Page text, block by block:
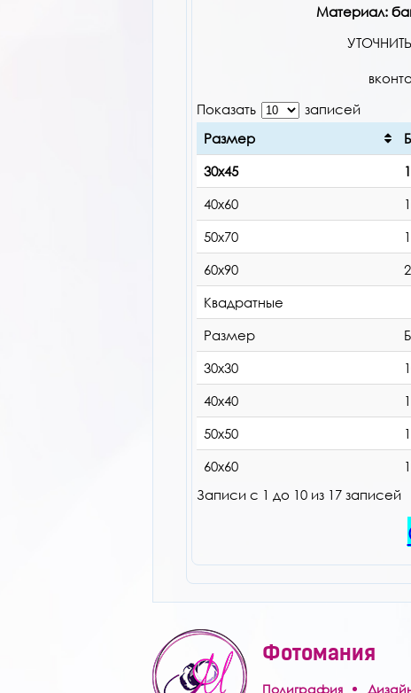
Материал:
Показать
записей
Размер
30х45
40х60
50х70
60х90
Квадратные
Размер
30х30
40х40
50х50
60х60
Записи с 1 до 10 из 17 записей
Фотомания
Полиграфия